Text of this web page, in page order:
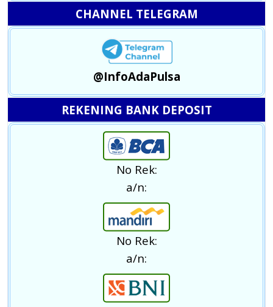
CHANNEL TELEGRAM
@InfoAdaPulsa
REKENING BANK DEPOSIT
No Rek:
a/n:
No Rek:
a/n: